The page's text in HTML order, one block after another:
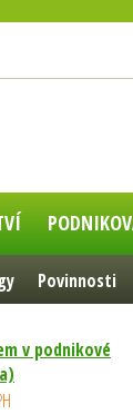
Povinnosti
v podnikové